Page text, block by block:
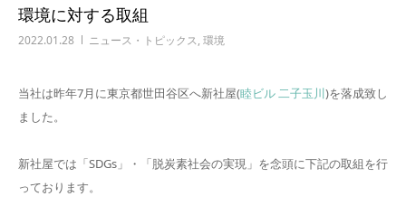
環境に対する取組
2022.01.28 ニュース・トピックス, 環境
当社は昨年7月に東京都世田谷区へ新社屋(睦ビル 二子玉川)を落成致し
ました。
新社屋では「SDGs」・「脱炭素社会の実現」を念頭に下記の取組を行
っております。
磁性材料
磁性材料